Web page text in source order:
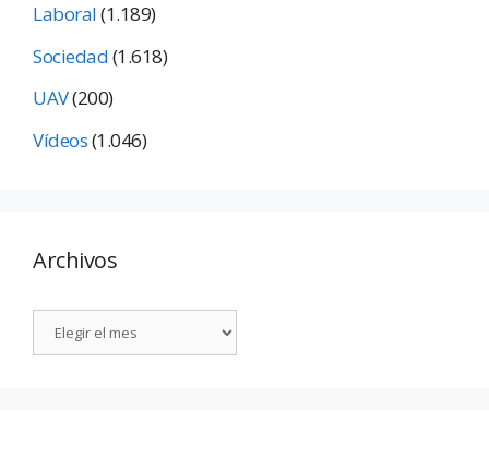
Laboral(1.189)
Sociedad(1.618)
UAV(200)
Vídeos(1.046)
Archivos